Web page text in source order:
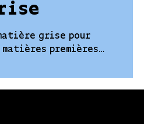
matière grise pour
matières premières…